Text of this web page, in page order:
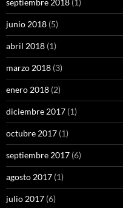
septiembre 2018 (1)
junio 2018 (5)
abril 2018 (1)
marzo 2018 (3)
enero 2018 (2)
diciembre 2017 (1)
octubre 2017 (1)
septiembre 2017 (6)
agosto 2017 (1)
julio 2017 (6)